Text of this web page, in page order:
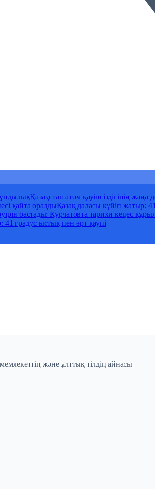
Қазақстан атом қауіпсіздігінің
қайта оралдыҚазақ даласы күйіп жатыр:
бастады: Курчатовта тарихи кеңес
41 градус ыстық пен өрт қаупі
және ұлттық тілдің айнасы